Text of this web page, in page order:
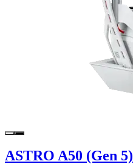
ASTRO A50 (Gen 5)